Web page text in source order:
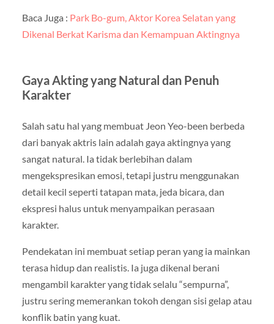
Baca Juga : Park Bo-gum, Aktor Korea Selatan yang
Dikenal Berkat Karisma dan Kemampuan Aktingnya
Gaya Akting yang Natural dan Penuh
Karakter
Salah satu hal yang membuat Jeon Yeo-been berbeda
dari banyak aktris lain adalah gaya aktingnya yang
sangat natural. Ia tidak berlebihan dalam
mengekspresikan emosi, tetapi justru menggunakan
detail kecil seperti tatapan mata, jeda bicara, dan
ekspresi halus untuk menyampaikan perasaan
karakter.
Pendekatan ini membuat setiap peran yang ia mainkan
terasa hidup dan realistis. Ia juga dikenal berani
mengambil karakter yang tidak selalu “sempurna”,
justru sering memerankan tokoh dengan sisi gelap atau
konflik batin yang kuat.